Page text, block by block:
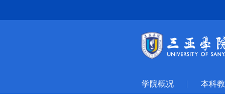
学院概况 本科